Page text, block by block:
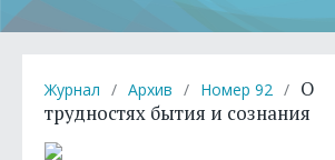
Журнал / Архив / Номер 92 / О
трудностях бытия и сознания